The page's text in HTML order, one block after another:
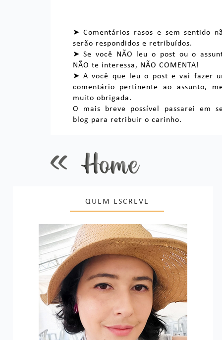
➤ Comentários rasos e sem sentido
serão respondidos e retribuídos.
➤ Se você NÃO leu o post ou o
NÃO te interessa, NÃO COMENTA!
➤ A você que leu o post e vai fazer
comentário pertinente ao assunto,
muito obrigada.
O mais breve possível passarei em
blog para retribuir o carinho.
QUEM ESCREVE